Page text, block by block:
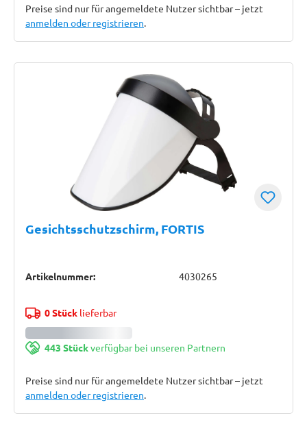
Preise sind nur für angemeldete Nutzer sichtbar – jetzt
anmelden oder registrieren.
Gesichtsschutzschirm, FORTIS
Artikelnummer: 4030265
0 Stücklieferbar
443 Stückverfügbar bei unseren Partnern
Preise sind nur für angemeldete Nutzer sichtbar – jetzt
anmelden oder registrieren.